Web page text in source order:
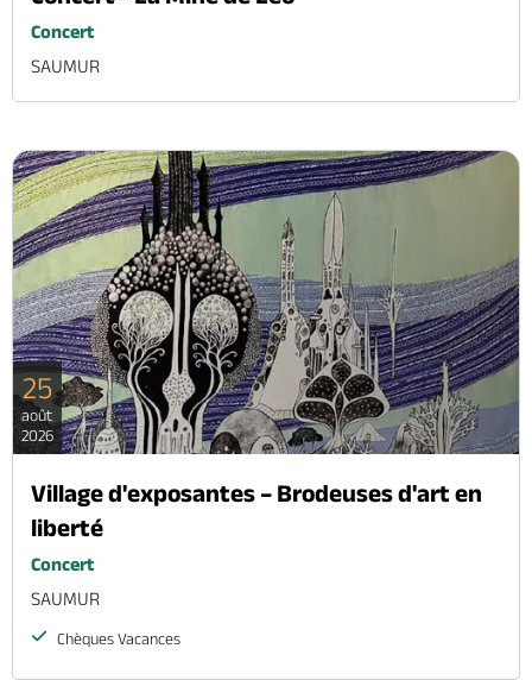
Concert
SAUMUR
25
août
2026
Village d'exposantes – Brodeuses d'art en
liberté
Concert
SAUMUR
Chèques Vacances